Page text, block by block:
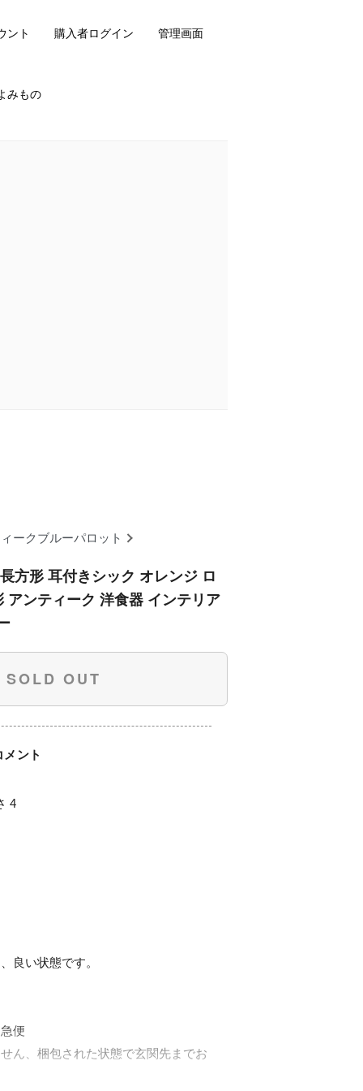
みもの
ント 購入者ログイン 管理画面
ークブルーパロット
方形 耳付きシック オレンジ ロ
アンティーク 洋食器 インテリア
SOLD OUT
ント
4
良い状態です。
便
ん、梱包された状態で玄関先までお